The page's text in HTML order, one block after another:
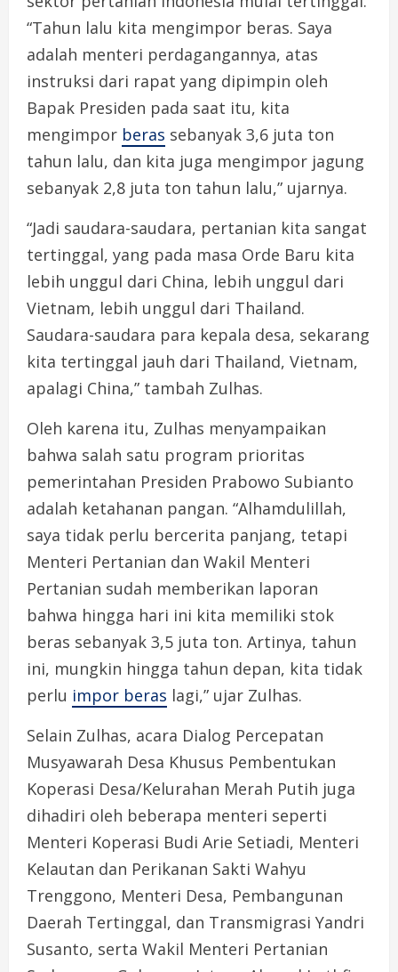
“Tahun lalu kita mengimpor beras. Saya
adalah menteri perdagangannya, atas
instruksi dari rapat yang dipimpin oleh
Bapak Presiden pada saat itu, kita
mengimpor beras sebanyak 3,6 juta ton
tahun lalu, dan kita juga mengimpor jagung
sebanyak 2,8 juta ton tahun lalu,” ujarnya.
“Jadi saudara-saudara, pertanian kita sangat
tertinggal, yang pada masa Orde Baru kita
lebih unggul dari China, lebih unggul dari
Vietnam, lebih unggul dari Thailand.
Saudara-saudara para kepala desa, sekarang
kita tertinggal jauh dari Thailand, Vietnam,
apalagi China,” tambah Zulhas.
Oleh karena itu, Zulhas menyampaikan
bahwa salah satu program prioritas
pemerintahan Presiden Prabowo Subianto
adalah ketahanan pangan. “Alhamdulillah,
saya tidak perlu bercerita panjang, tetapi
Menteri Pertanian dan Wakil Menteri
Pertanian sudah memberikan laporan
bahwa hingga hari ini kita memiliki stok
beras sebanyak 3,5 juta ton. Artinya, tahun
ini, mungkin hingga tahun depan, kita tidak
perlu impor beras lagi,” ujar Zulhas.
Selain Zulhas, acara Dialog Percepatan
Musyawarah Desa Khusus Pembentukan
Koperasi Desa/Kelurahan Merah Putih juga
dihadiri oleh beberapa menteri seperti
Menteri Koperasi Budi Arie Setiadi, Menteri
Kelautan dan Perikanan Sakti Wahyu
Trenggono, Menteri Desa, Pembangunan
Daerah Tertinggal, dan Transmigrasi Yandri
Susanto, serta Wakil Menteri Pertanian